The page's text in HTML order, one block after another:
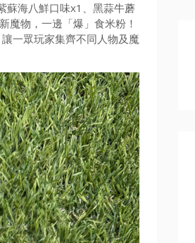
蘇海八鮮口味x1、黑蒜牛蘑
魔物，一邊「爆」食米粉！
一眾玩家集齊不同人物及魔